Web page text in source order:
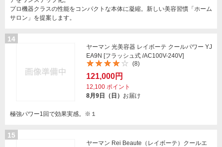
プロ機器クラスの性能をコンパクトな本体に凝縮。新しい美容習慣「ホーム
サロン」を提案します。
14
ヤーマン 光美容器 レイボーテ クールパワー YJ
EA9N [フラッシュ式 /AC100V-240V]
(8)
121,000円
12,100 ポイント
8月9日（日） お届け
極強パワー1回で効果実感。※１
15
ヤーマン Rei Beaute（レイボーテ）クールエ